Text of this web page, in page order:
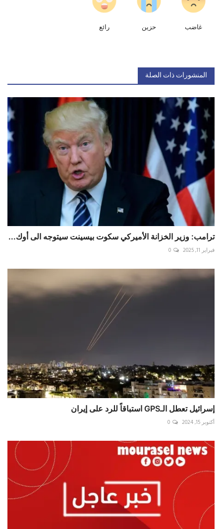
غاضب حزين رائع
المنشورات ذات الصلة
ترامب: وزير الخزانة الأميركي سكوت بيسينت سيتوجه الى أوك...
فبراير 11, 2025 0
إسرائيل تعطل الـGPS استباقاً للرد على إيران
أكتوبر 15, 2024 0